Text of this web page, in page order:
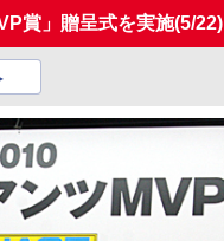
賞」贈呈式を実施(5/22)